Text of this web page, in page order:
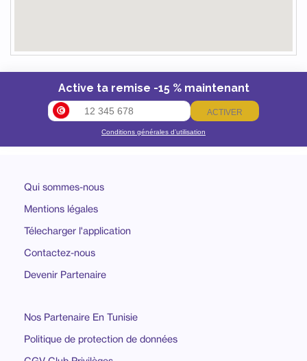
Active ta remise -15 % maintenant
ACTIVER
Conditions générales d’utilisation
Qui sommes-nous
Mentions légales
Télecharger l'application
Contactez-nous
Devenir Partenaire
Nos Partenaire En Tunisie
Politique de protection de données